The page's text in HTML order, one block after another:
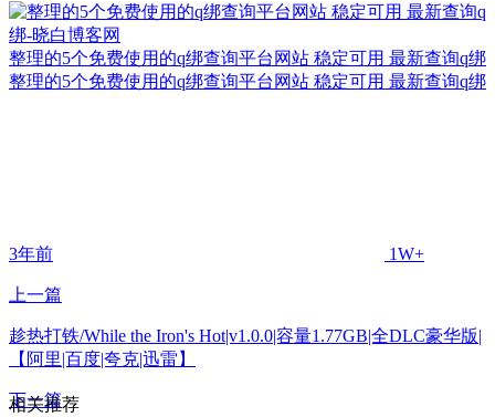
整理的5个免费使用的q绑查询平台网站 稳定可用 最新查询q绑
整理的5个免费使用的q绑查询平台网站 稳定可用 最新查询q绑
3年前 1W+
上一篇
趁热打铁/While the Iron's Hot|v1.0.0|容量1.77GB|全DLC豪华版|
【阿里|百度|夸克|迅雷】
下一篇
相关推荐